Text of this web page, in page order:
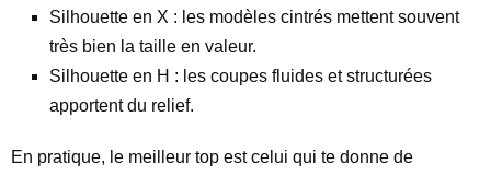
Silhouette en X : les modèles cintrés mettent souvent
très bien la taille en valeur.
Silhouette en H : les coupes fluides et structurées
apportent du relief.
En pratique, le meilleur top est celui qui te donne de